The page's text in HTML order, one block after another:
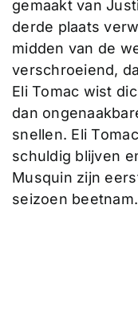
gemaakt van
derde plaats
midden van de
verschroeiend,
Eli Tomac wist
dan
snellen. Eli
schuldig blijven
Musquin zijn
seizoen beetnam.